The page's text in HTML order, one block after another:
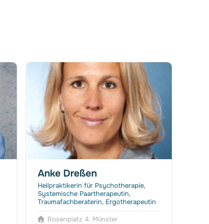
Anke Dreßen
Heilpraktikerin für Psychotherapie,
Systemische Paartherapeutin,
Traumafachberaterin, Ergotherapeutin
Rosenplatz 4, Münster